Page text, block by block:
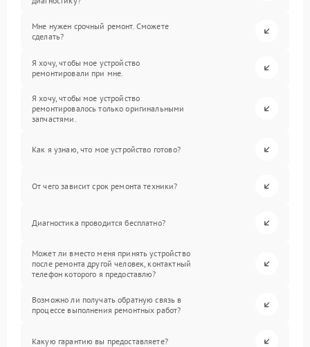
Мне нужен срочный ремонт. Сможете
сделать?
Я хочу, чтобы мое устройство
ремонтировали при мне.
Я хочу, чтобы мое устройство
ремонтировалось только оригинальными
запчастями.
Как я узнаю, что мое устройство готово?
От чего зависит срок ремонта техники?
Диагностика проводится бесплатно?
Может ли вместо меня принять устройство
после ремонта другой человек, контактный
телефон которого я предоставлю?
Возможно ли получать обратную связь в
процессе выполнения ремонтных работ?
Какую гарантию вы предоставляете?